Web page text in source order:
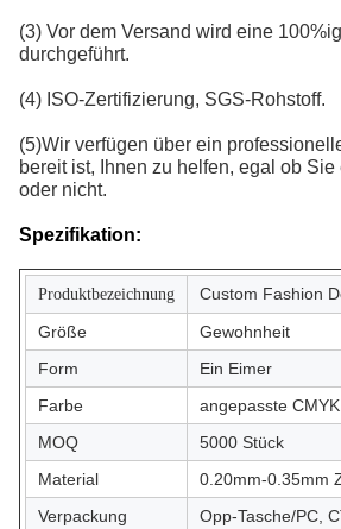
(3) Vor dem Versand wird eine
durchgeführt.
(4) ISO-Zertifizierung, SGS-Rohstoff.
(5)Wir verfügen über ein
bereit ist, Ihnen zu helfen, egal ob
oder nicht.
Spezifikation:
Produktbezeichnung
Custom Fashion
Größe
Gewohnheit
Form
Ein Eimer
Farbe
angepasste CMYK
MOQ
5000 Stück
Material
0.20mm-0.35mm
Verpackung
Opp-Tasche/PC,